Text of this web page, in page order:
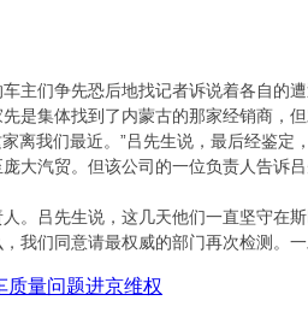
们争先恐后地找记者诉说着各自的遭
集体找到了内蒙古的那家经销商，
我们最近。”吕先生说，最后经鉴定
汽贸。但该公司的一位负责人告诉
吕先生说，这几天他们一直坚守在
我们同意请最权威的部门再次检测。
质量问题进京维权